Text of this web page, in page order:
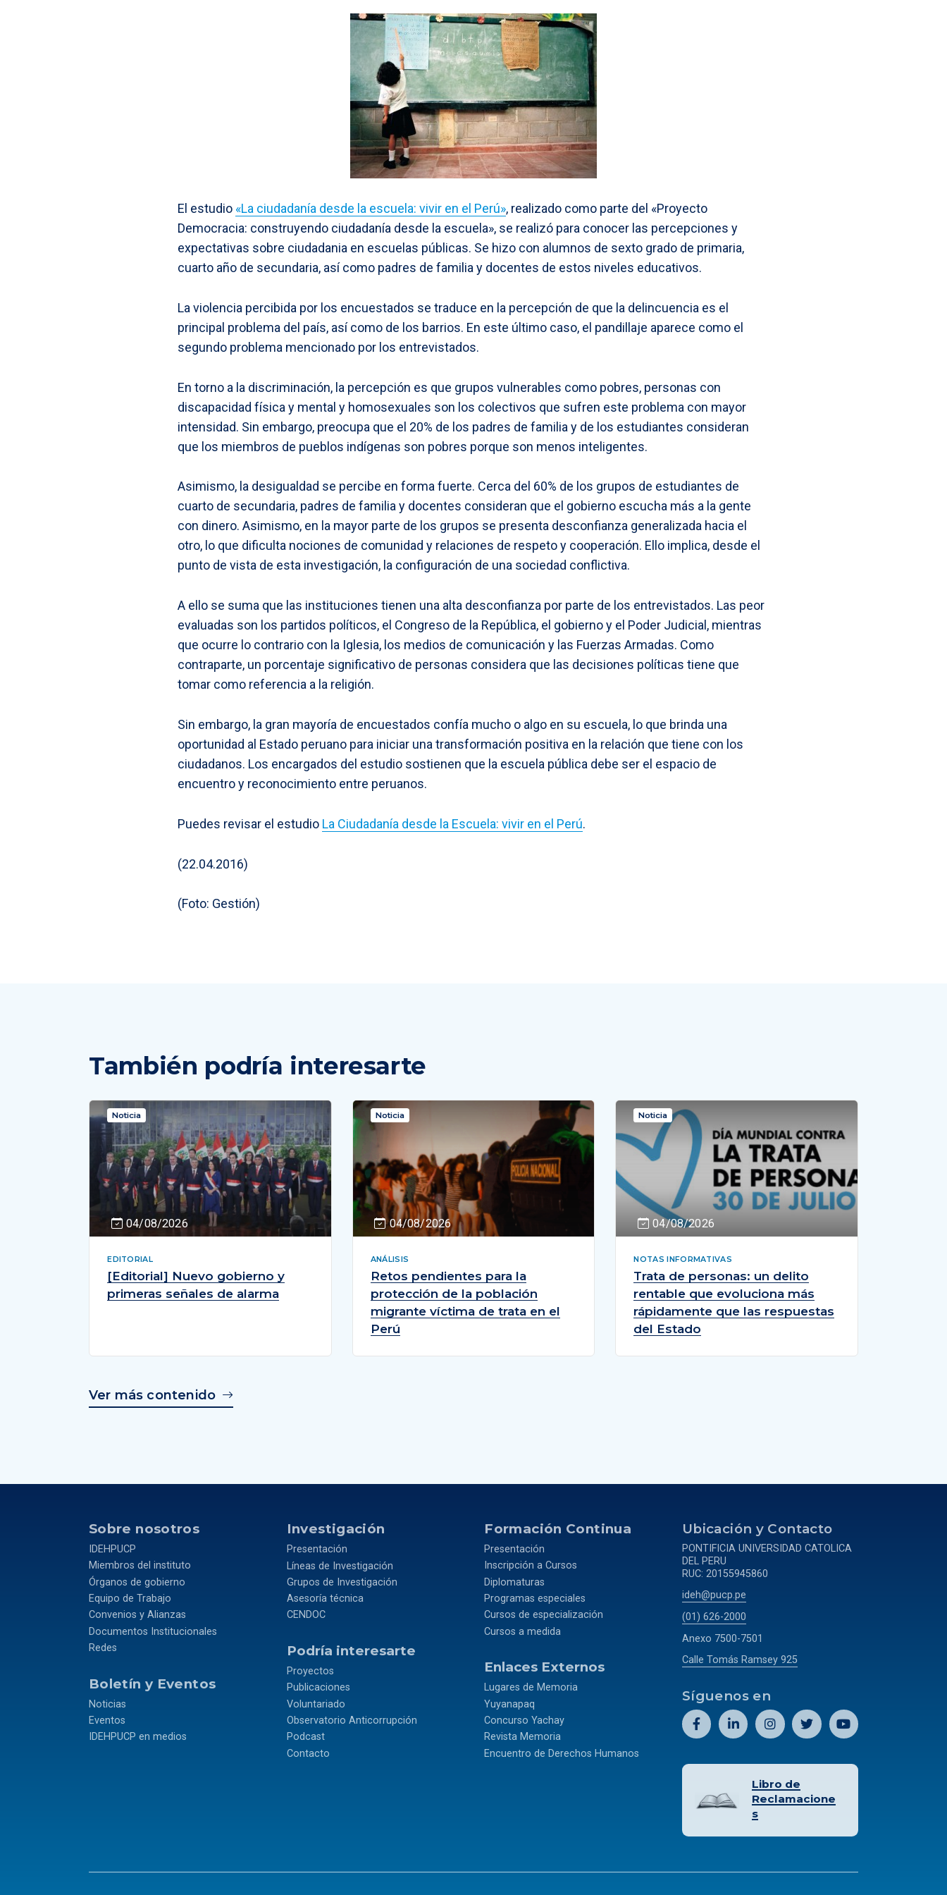
El estudio «La ciudadanía desde la escuela: vivir en el Perú», realizado como parte del «Proyecto
Democracia: construyendo ciudadanía desde la escuela», se realizó para conocer las percepciones y
expectativas sobre ciudadania en escuelas públicas. Se hizo con alumnos de sexto grado de primaria,
cuarto año de secundaria, así como padres de familia y docentes de estos niveles educativos.
La violencia percibida por los encuestados se traduce en la percepción de que la delincuencia es el
principal problema del país, así como de los barrios. En este último caso, el pandillaje aparece como el
segundo problema mencionado por los entrevistados.
En torno a la discriminación, la percepción es que grupos vulnerables como pobres, personas con
discapacidad física y mental y homosexuales son los colectivos que sufren este problema con mayor
intensidad. Sin embargo, preocupa que el 20% de los padres de familia y de los estudiantes consideran
que los miembros de pueblos indígenas son pobres porque son menos inteligentes.
Asimismo, la desigualdad se percibe en forma fuerte. Cerca del 60% de los grupos de estudiantes de
cuarto de secundaria, padres de familia y docentes consideran que el gobierno escucha más a la gente
con dinero. Asimismo, en la mayor parte de los grupos se presenta desconfianza generalizada hacia el
otro, lo que dificulta nociones de comunidad y relaciones de respeto y cooperación. Ello implica, desde el
punto de vista de esta investigación, la configuración de una sociedad conflictiva.
A ello se suma que las instituciones tienen una alta desconfianza por parte de los entrevistados. Las peor
evaluadas son los partidos políticos, el Congreso de la República, el gobierno y el Poder Judicial, mientras
que ocurre lo contrario con la Iglesia, los medios de comunicación y las Fuerzas Armadas. Como
contraparte, un porcentaje significativo de personas considera que las decisiones políticas tiene que
tomar como referencia a la religión.
Sin embargo, la gran mayoría de encuestados confía mucho o algo en su escuela, lo que brinda una
oportunidad al Estado peruano para iniciar una transformación positiva en la relación que tiene con los
ciudadanos. Los encargados del estudio sostienen que la escuela pública debe ser el espacio de
encuentro y reconocimiento entre peruanos.
Puedes revisar el estudio La Ciudadanía desde la Escuela: vivir en el Perú.
(22.04.2016)
(Foto: Gestión)
También podría interesarte
Noticia
04/08/2026
EDITORIAL
[Editorial] Nuevo gobierno y
primeras señales de alarma
Noticia
04/08/2026
ANÁLISIS
Retos pendientes para la
protección de la población
migrante víctima de trata en el
Perú
Noticia
04/08/2026
NOTAS INFORMATIVAS
Trata de personas: un delito
rentable que evoluciona más
rápidamente que las respuestas
del Estado
Ver más contenido
Sobre nosotros
IDEHPUCP
Miembros del instituto
Órganos de gobierno
Equipo de Trabajo
Convenios y Alianzas
Documentos Institucionales
Redes
Boletín y Eventos
Noticias
Eventos
IDEHPUCP en medios
Investigación
Presentación
Líneas de Investigación
Grupos de Investigación
Asesoría técnica
CENDOC
Podría interesarte
Proyectos
Publicaciones
Voluntariado
Observatorio Anticorrupción
Podcast
Contacto
Formación Continua
Presentación
Inscripción a Cursos
Diplomaturas
Programas especiales
Cursos de especialización
Cursos a medida
Enlaces Externos
Lugares de Memoria
Yuyanapaq
Concurso Yachay
Revista Memoria
Encuentro de Derechos Humanos
Ubicación y Contacto
PONTIFICIA UNIVERSIDAD CATOLICA
DEL PERU
RUC: 20155945860
ideh@pucp.pe
(01) 626-2000
Anexo 7500-7501
Calle Tomás Ramsey 925
Síguenos en
Libro de
Reclamacione
s